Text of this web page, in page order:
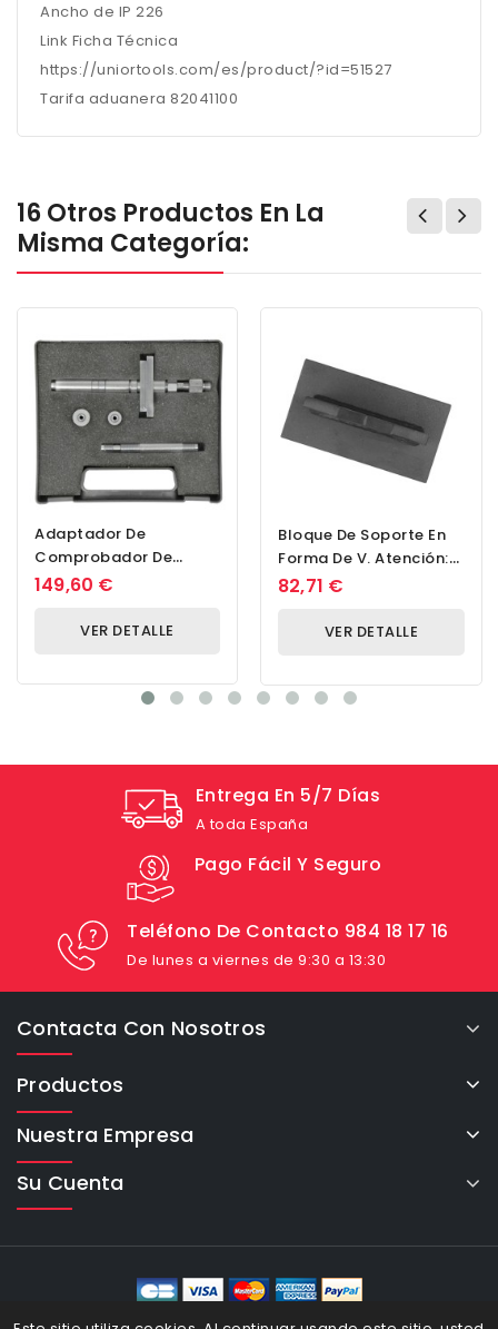
Ancho de IP 226
Link Ficha Técnica
https://uniortools.com/es/product/?id=51527
Tarifa aduanera 82041100
16 Otros Productos En La
Misma Categoría:
Adaptador De
Comprobador De
Compresión PL
149,60 €
VER DETALLE
Bloque De Soporte En
Forma De V. Atención:
Unidad De Venta: 1
82,71 €
VER DETALLE
Entrega En 5/7 Días
A toda España
Pago Fácil Y Seguro
Teléfono De Contacto 984 18 17 16
De lunes a viernes de 9:30 a 13:30
Contacta Con Nosotros
Productos
Nuestra Empresa
Su Cuenta